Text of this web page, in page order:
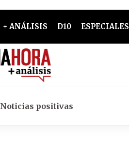
+ ANÁLISIS D10 ESPECIALES
Noticias positivas